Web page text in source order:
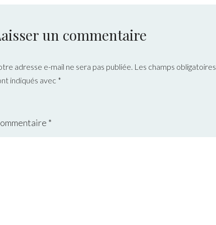
un commentaire
adresse e-mail ne sera pas publiée. Les champs obligatoires
indiqués avec *
*